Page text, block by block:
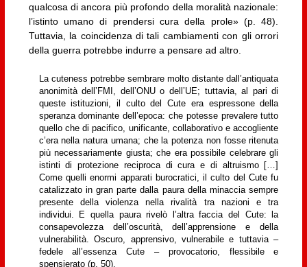
qualcosa di ancora più profondo della moralità nazionale:
l’istinto umano di prendersi cura della prole» (p. 48).
Tuttavia, la coincidenza di tali cambiamenti con gli orrori
della guerra potrebbe indurre a pensare ad altro.
La cuteness potrebbe sembrare molto distante dall’antiquata
anonimità dell’FMI, dell’ONU o dell’UE; tuttavia, al pari di
queste istituzioni, il culto del Cute era espressone della
speranza dominante dell’epoca: che potesse prevalere tutto
quello che di pacifico, unificante, collaborativo e accogliente
c’era nella natura umana; che la potenza non fosse ritenuta
più necessariamente giusta; che era possibile celebrare gli
istinti di protezione reciproca di cura e di altruismo […]
Come quelli enormi apparati burocratici, il culto del Cute fu
catalizzato in gran parte dalla paura della minaccia sempre
presente della violenza nella rivalità tra nazioni e tra
individui. E quella paura rivelò l’altra faccia del Cute: la
consapevolezza dell’oscurità, dell’apprensione e della
vulnerabilità. Oscuro, apprensivo, vulnerabile e tuttavia –
fedele all’essenza Cute – provocatorio, flessibile e
spensierato (p. 50).